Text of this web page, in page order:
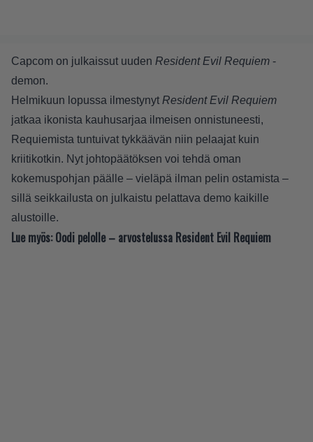
Capcom on julkaissut uuden Resident Evil Requiem -
demon.
Helmikuun lopussa ilmestynyt Resident Evil Requiem
jatkaa ikonista kauhusarjaa ilmeisen onnistuneesti,
Requiemista tuntuivat tykkäävän niin pelaajat kuin
kriitikotkin. Nyt johtopäätöksen voi tehdä oman
kokemuspohjan päälle – vieläpä ilman pelin ostamista –
sillä seikkailusta on julkaistu pelattava demo kaikille
alustoille.
Lue myös: Oodi pelolle – arvostelussa Resident Evil Requiem